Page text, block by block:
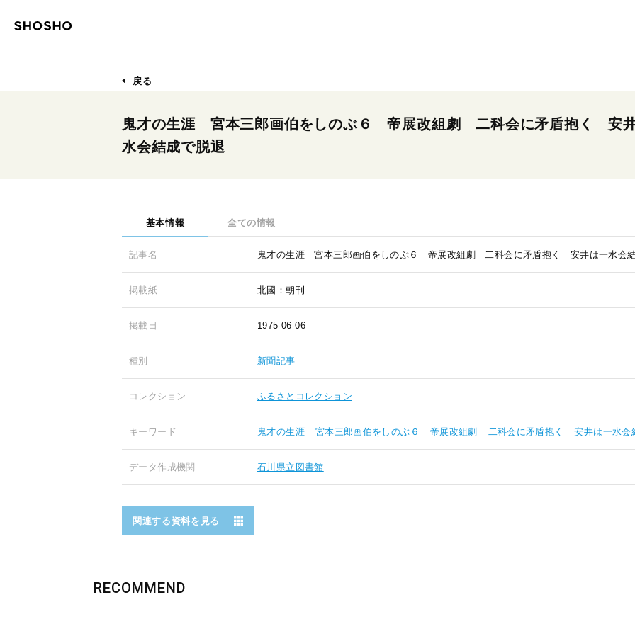
戻る
鬼才の生涯 宮本三郎画伯をしのぶ６ 帝展改組劇 二科会に矛盾抱く 安
水会結成で脱退
基本情報 全ての情報
記事名 鬼才の生涯 宮本三郎画伯をしのぶ６ 帝展改組劇 二科会に矛盾抱く 安井は一水会
掲載紙 北國：朝刊
掲載日 1975-06-06
種別 新聞記事
コレクション ふるさとコレクション
キーワード 鬼才の生涯 宮本三郎画伯をしのぶ６ 帝展改組劇 二科会に矛盾抱く 安井は一水会
データ作成機関 石川県立図書館
関連する資料を見る
RECOMMEND